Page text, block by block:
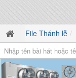
File Thánh lễ